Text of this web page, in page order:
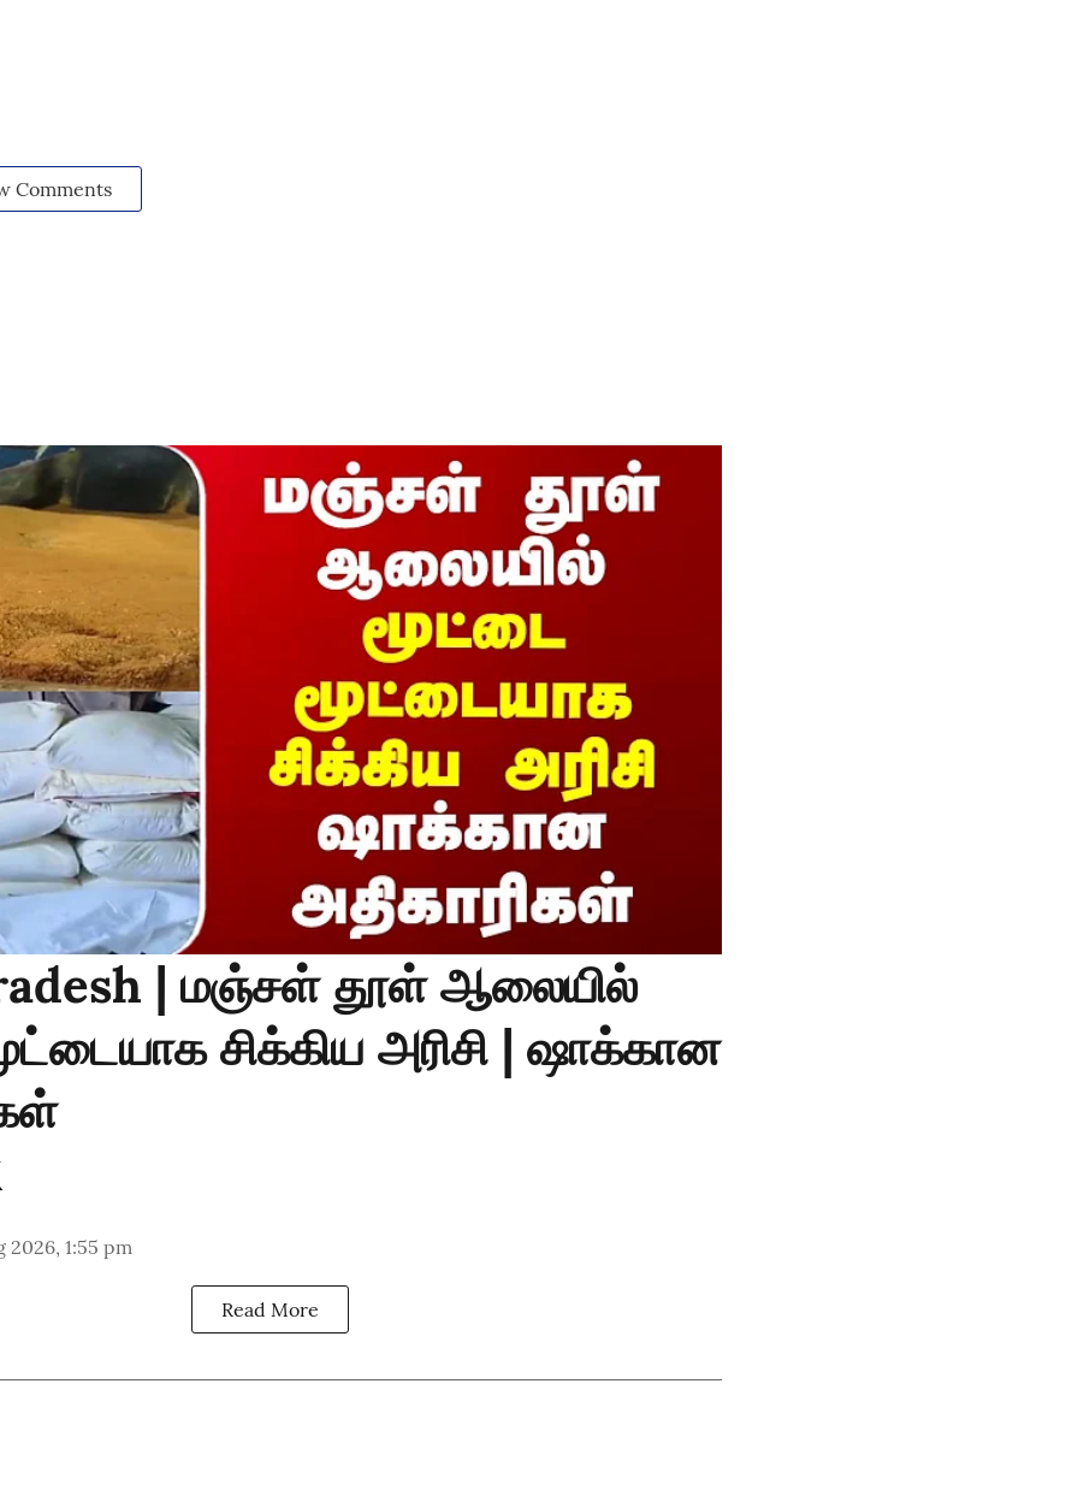
Comments
| மஞ்சள் தூள் ஆலையில்
சிக்கிய அரிசி | ஷாக்கான
2026, 1:55 pm
Read More